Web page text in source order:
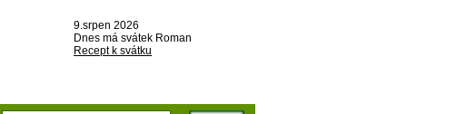
9.srpen 2026
Dnes má svátek Roman
Recept k svátku